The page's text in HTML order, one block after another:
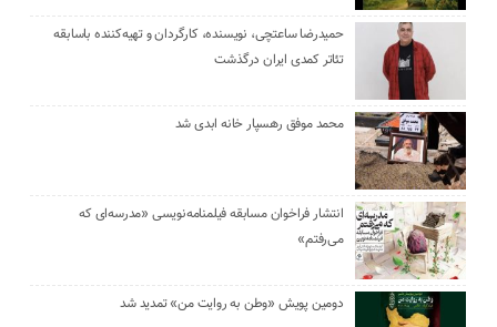
حمیدرضا ساعتچی، نویسنده، کارگردان و تهیه‌کننده باسابقه
تئاتر کمدی ایران درگذشت
محمد موفق رهسپار خانه ابدی شد
انتشار فراخوان مسابقه فیلمنامه‌نویسی «مدرسه‌ای که
می‌رفتم»
دومین پویش «وطن به روایت من» تمدید شد